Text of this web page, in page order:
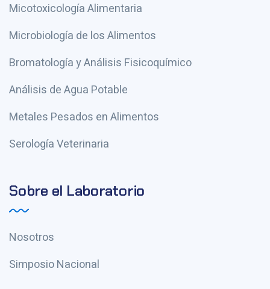
Micotoxicología Alimentaria
Microbiología de los Alimentos
Bromatología y Análisis Fisicoquímico
Análisis de Agua Potable
Metales Pesados en Alimentos
Serología Veterinaria
Sobre el Laboratorio
Nosotros
Simposio Nacional